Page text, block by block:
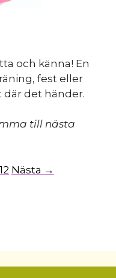
och känna! En
fest eller
där det händer.
till nästa
12 Nästa →